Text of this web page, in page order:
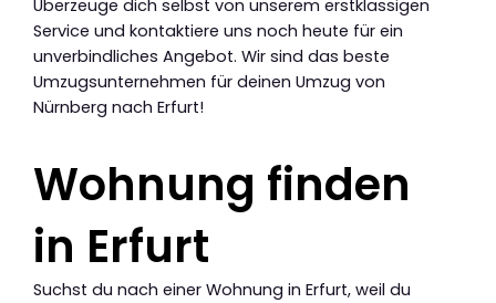
Überzeuge dich selbst von unserem erstklassigen
Service und kontaktiere uns noch heute für ein
unverbindliches Angebot. Wir sind das beste
Umzugsunternehmen für deinen Umzug von
Nürnberg nach Erfurt!
Wohnung finden
in Erfurt
Suchst du nach einer Wohnung in Erfurt, weil du